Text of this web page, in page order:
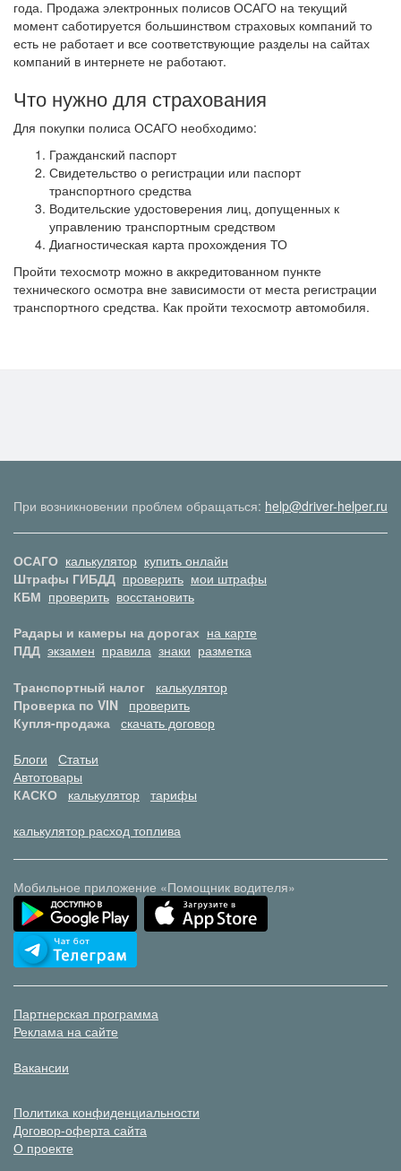
года. Продажа электронных полисов ОСАГО на текущий
момент саботируется большинством страховых компаний то
есть не работает и все соответствующие разделы на сайтах
компаний в интернете не работают.
Что нужно для страхования
Для покупки полиса ОСАГО необходимо:
Гражданский паспорт
Свидетельство о регистрации или паспорт
транспортного средства
Водительские удостоверения лиц, допущенных к
управлению транспортным средством
Диагностическая карта прохождения ТО
Пройти техосмотр можно в аккредитованном пункте
технического осмотра вне зависимости от места регистрации
транспортного средства. Как пройти техосмотр автомобиля.
При возникновении проблем обращаться: help@driver-helper.ru
ОСАГО калькулятор купить онлайн
Штрафы ГИБДД проверить мои штрафы
КБМ проверить восстановить
Радары и камеры на дорогах на карте
ПДД экзамен правила знаки разметка
Транспортный налог
калькулятор
Проверка по VIN
проверить
Купля-продажа скачать договор
Блоги
Статьи
Автотовары
КАСКО
калькулятор тарифы
калькулятор расход топлива
Мобильное приложение «Помощник водителя»
Партнерская программа
Реклама на сайте
Вакансии
Политика конфиденциальности
Договор-оферта сайта
О проекте